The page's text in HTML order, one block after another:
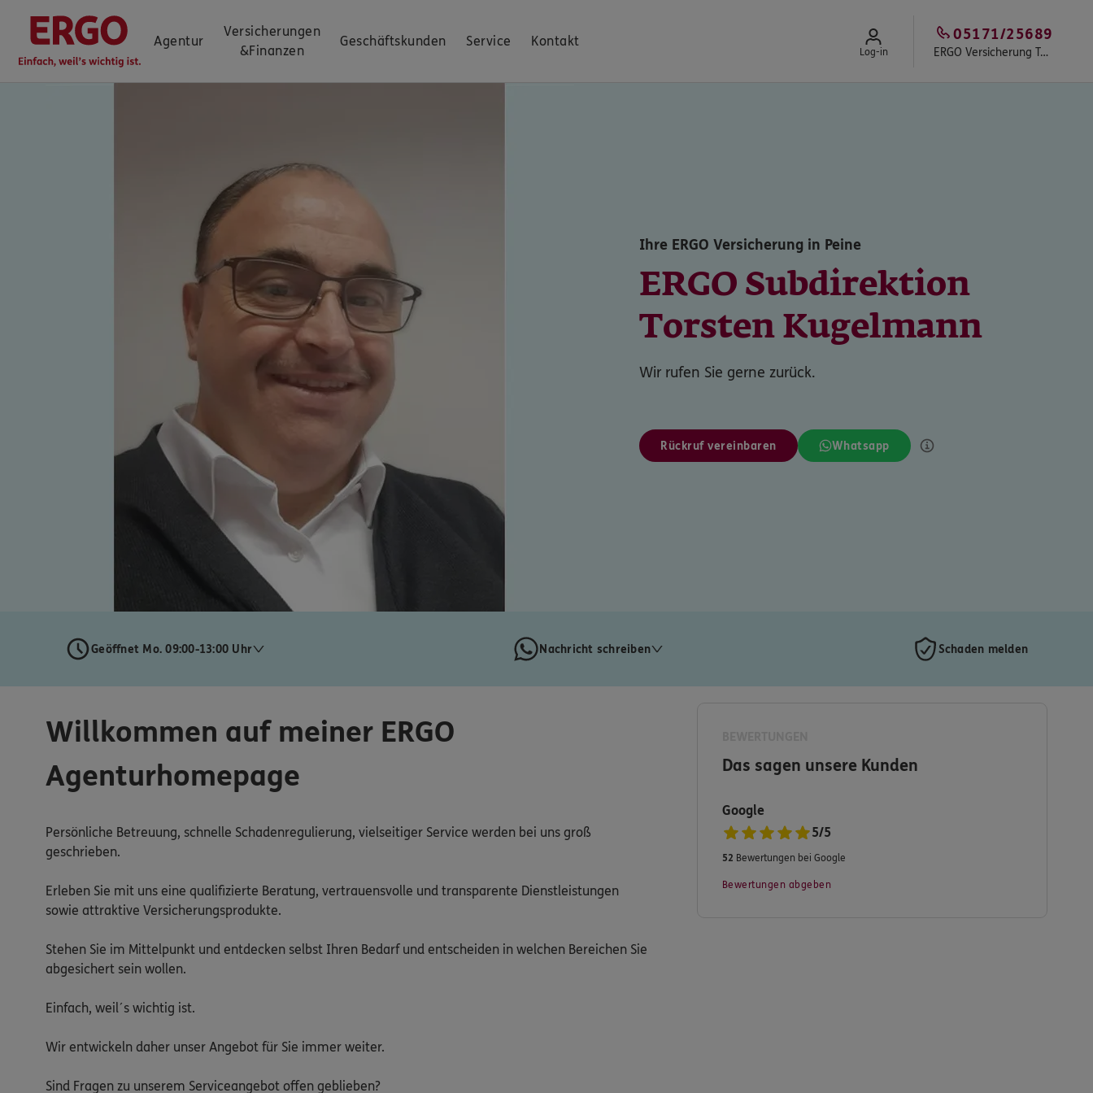
Agentur
Versicherungen
&Finanzen
Geschäftskunden Service Kontakt
Log-in ERGO Versicherung Torsten Kugelmann
05171/25689
Ihre ERGO Versicherung in Peine
ERGO Subdirektion
Torsten Kugelmann
Wir rufen Sie gerne zurück.
Rückruf vereinbaren Whatsapp
Geöffnet Mo. 09:00-13:00 Uhr Nachricht schreiben Schaden melden
Willkommen auf meiner ERGO
Agenturhomepage
Persönliche Betreuung, schnelle Schadenregulierung, vielseitiger Service werden bei uns groß
geschrieben.
Erleben Sie mit uns eine qualifizierte Beratung, vertrauensvolle und transparente Dienstleistungen
sowie attraktive Versicherungsprodukte.
Stehen Sie im Mittelpunkt und entdecken selbst Ihren Bedarf und entscheiden in welchen Bereichen Sie
abgesichert sein wollen.
Einfach, weil´s wichtig ist.
Wir entwickeln daher unser Angebot für Sie immer weiter.
Sind Fragen zu unserem Serviceangebot offen geblieben?
Das sagen unsere Kunden
Google
5/5
52 Bewertungen bei Google
Bewertungen abgeben